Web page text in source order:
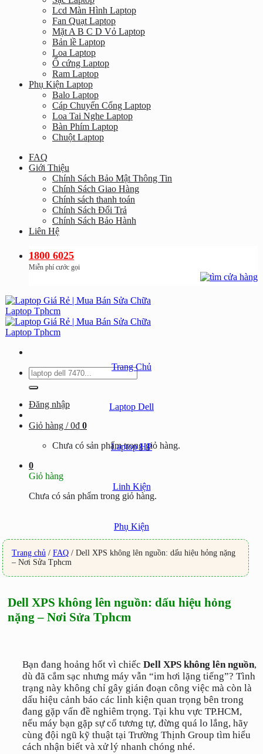
Lcd Màn Hình Laptop
Fan Quạt Laptop
Mặt A B C D Vỏ Laptop
Bản lề Laptop
Loa Laptop
Ổ cứng Laptop
Ram Laptop
Phụ Kiện Laptop
Balo Laptop
Cáp Chuyển Cổng Laptop
Loa Tai Nghe Laptop
Bàn Phím Laptop
Chuột Laptop
FAQ
Giới Thiệu
Chính Sách Bảo Mật Thông Tin
Chính Sách Giao Hàng
Chính sách thanh toán
Chính Sách Đổi Trả
Chính Sách Bảo Hành
Liên Hệ
1800 6025
Miễn phí cước gọi
Tìm
kiếm:
Đăng nhập
Giỏ hàng /0₫ 0
Chưa có sản phẩm trong giỏ hàng.
0
Giỏ hàng
Chưa có sản phẩm trong giỏ hàng.
Trang Chủ
Laptop Dell
Laptop HP
Linh Kiện
Phụ Kiện
Trang chủ / FAQ / Dell XPS không lên nguồn: dấu hiệu hỏng nặng
– Nơi Sửa Tphcm
Dell XPS không lên nguồn: dấu hiệu hỏng
nặng – Nơi Sửa Tphcm
Bạn đang hoảng hốt vì chiếc Dell XPS không lên nguồn,
dù đã cắm sạc nhưng máy vẫn “im hơi lặng tiếng”? Tình
trạng này không chỉ gây gián đoạn công việc mà còn là
dấu hiệu cảnh báo các linh kiện quan trọng bên trong
đang gặp vấn đề nghiêm trọng. Tại khu vực TP.HCM,
nếu máy bạn gặp sự cố tương tự, đừng quá lo lắng, hãy
cùng đội ngũ kỹ thuật tại Trường Thịnh Group tìm hiểu
cách nhận biết và xử lý nhanh chóng nhé.